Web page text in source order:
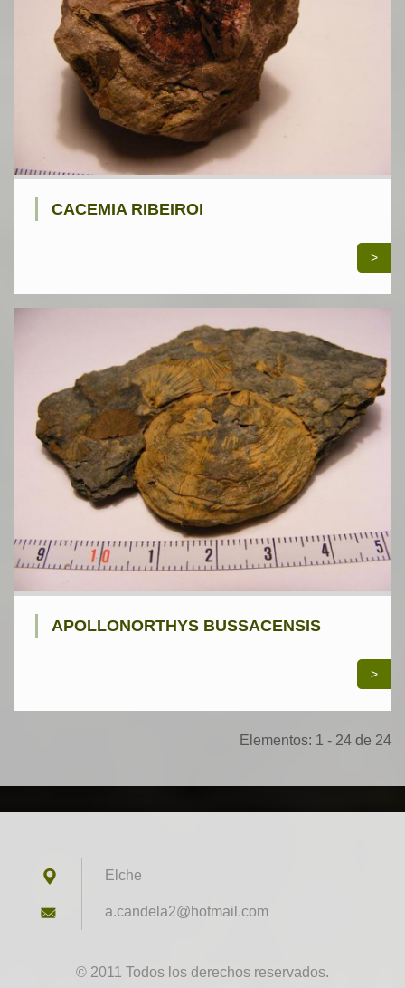
CACEMIA RIBEIROI
>
APOLLONORTHYS BUSSACENSIS
>
Elementos: 1 - 24 de 24
Elche
a.candel a2@hotmail.com
© 2011 Todos los derechos reservados.